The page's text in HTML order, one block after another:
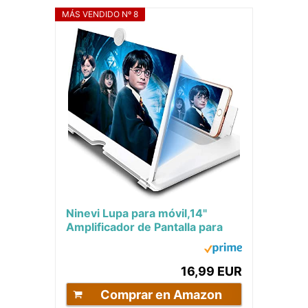
MÁS VENDIDO Nº 8
Ninevi Lupa para móvil,14"
Amplificador de Pantalla para
16,99 EUR
Comprar en Amazon